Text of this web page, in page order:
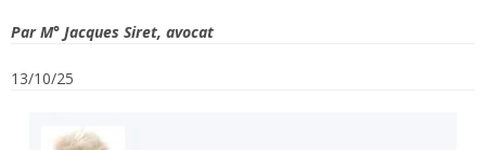
Par M° Jacques Siret, avocat
13/10/25